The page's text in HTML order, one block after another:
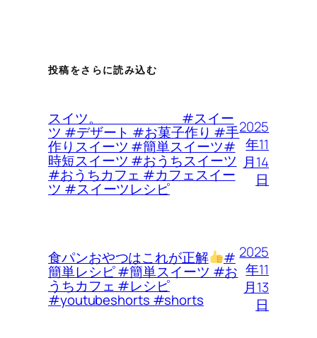
投稿をさらに読み込む
スイツ。 #スイー
ツ #デザート #お菓子作り #手
作りスイーツ #簡単スイーツ#
時短スイーツ #おうちスイーツ
#おうちカフェ #カフェスイー
ツ #スイーツレシピ
2025
年11
月14
日
食パンおやつはこれが正解 #
簡単レシピ #簡単スイーツ #お
うちカフェ #レシピ
#youtubeshorts #shorts
2025
年11
月13
日